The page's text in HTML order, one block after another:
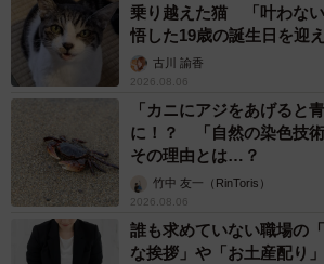
乗り越えた猫 「叶わな
悟した19歳の誕生日を迎
古川 諭香
2026.08.06
「カニにアジをあげると
に！？ 「自然の染色技
その理由とは…？
竹中 友一（RinToris）
2026.08.06
誰も求めていない職場の
な挨拶」や「お土産配り